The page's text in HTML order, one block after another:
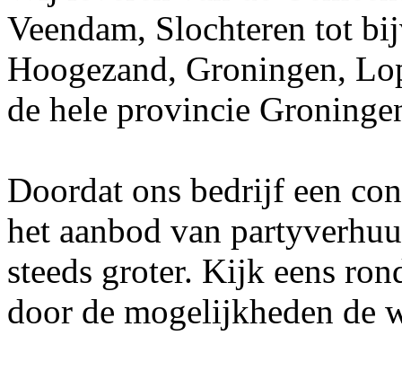
Veendam, Slochteren tot
Hoogezand, Groningen,
de hele provincie
Doordat ons bedrijf een
het aanbod van
steeds groter. Kijk eens
door de mogelijkheden de